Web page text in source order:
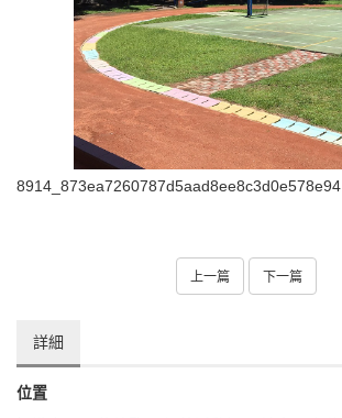
8914_873ea7260787d5aad8ee8c3d0e578e94
上一篇 下一篇
詳細
位置